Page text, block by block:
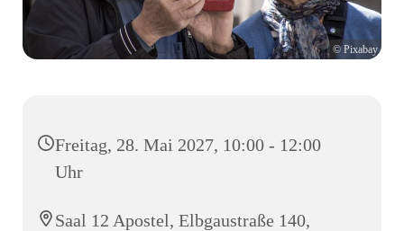
© Pixabay
Freitag, 28. Mai 2027, 10:00 - 12:00
Uhr
Saal 12 Apostel, Elbgaustraße 140,